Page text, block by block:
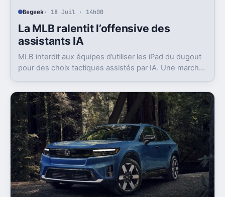
Begeek· 18 Juil · 14h00
La MLB ralentit l’offensive des
assistants IA
MLB interdit aux équipes d’utiliser les iPad du dugout
pour des choix tactiques assistés par IA. Une marche